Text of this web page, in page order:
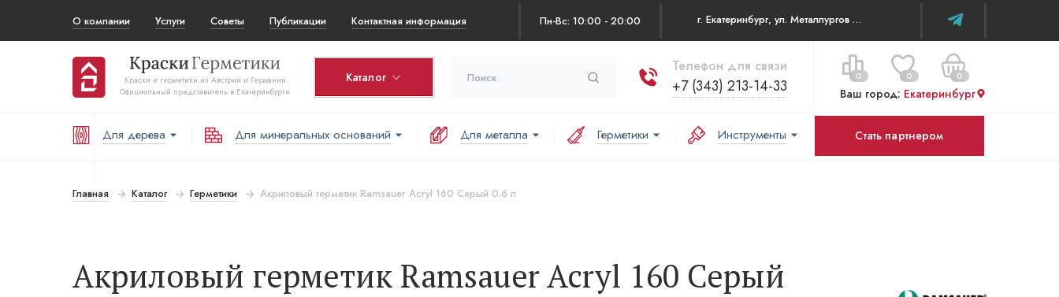
О компании Услуги Советы Публикации Контактная информация Пн-Вс: 10:00 - 20:00 г. Екатеринбург, ул. Металлургов д 84 ТЦ WOW House
Краски и герметики из Австрии и Германии
Официальный представитель в Екатеринбурге
Каталог
Телефон для связи
+7 (343) 213-14-33
0 0 0
Корзина Цена за все:
Перейти в корзину
Ваш город: Екатеринбург
Для дерева Для минеральных оснований Для металла Герметики Инструменты Стать партнером
Главная Каталог Герметики Акриловый герметик Ramsauer Acryl 160 Серый 0.6 л
Акриловый герметик Ramsauer Acryl 160 Серый